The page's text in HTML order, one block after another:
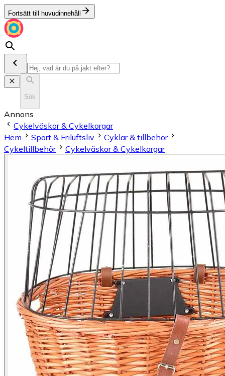
Fortsätt till huvudinnehåll
Sök
Annons
Cykelväskor & Cykelkorgar
Hem
Sport & Friluftsliv
Cyklar & tillbehör
Cykeltillbehör
Cykelväskor & Cykelkorgar